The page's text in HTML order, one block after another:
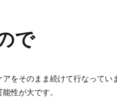
で
アをそのまま続けて行なってい
性が大です。